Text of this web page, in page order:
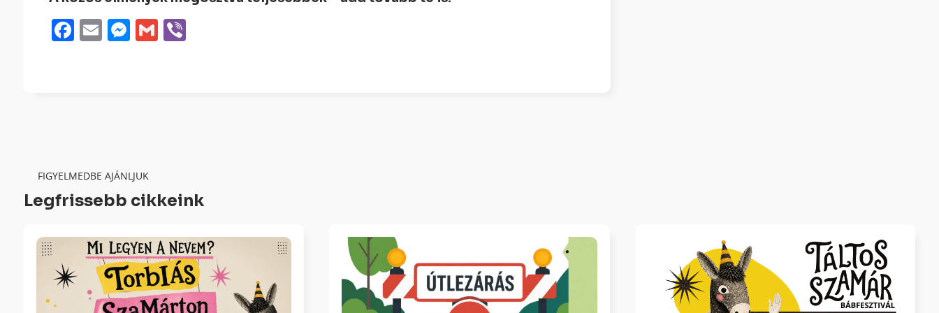
Facebook
EmailMessenger
GmailViber
FIGYELMEDBE AJÁNLJUK
Legfrissebb cikkeink